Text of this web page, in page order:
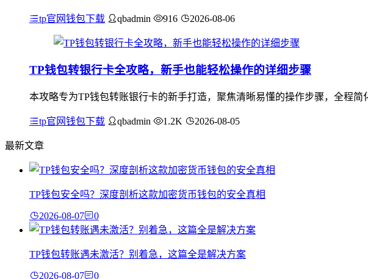
tp官网钱包下载 qbadmin 916 2026-08-06
TP钱包转银行卡全攻略，新手也能轻松操作的详细步骤
本攻略专为TP钱包转账银行卡的新手打造，聚焦清晰易懂的操作步骤，全程
tp官网钱包下载 qbadmin 1.2K 2026-08-05
最新文章
TP钱包安全吗？深度剖析这款加密货币钱包的安全真相
2026-08-07 0
TP钱包转账遇未激活？别着急，这篇全是解决方案
2026-08-07 0